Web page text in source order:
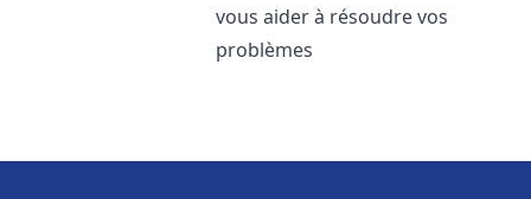
vous aider à résoudre vos
problèmes